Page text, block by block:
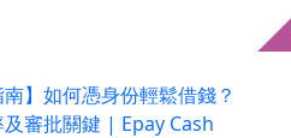
】如何憑身份輕鬆借錢？
審批關鍵 | Epay Cash